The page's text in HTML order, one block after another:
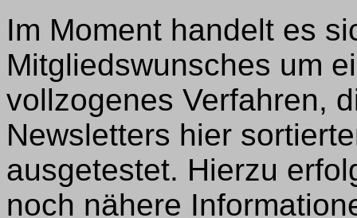
Im Moment handelt es
Mitgliedswunsches um
vollzogenes Verfahren,
Newsletters hier
ausgetestet. Hierzu
noch nähere